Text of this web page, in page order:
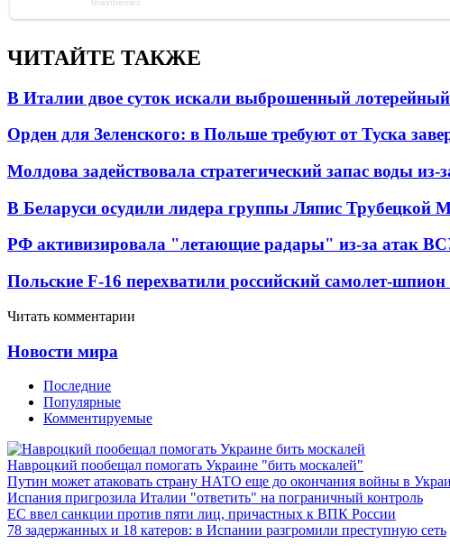
ЧИТАЙТЕ ТАКЖЕ
В Италии двое суток искали выброшенный
Орден для Зеленского: в Польше требуют от Туска
Молдова задействовала стратегический запас воды из-
В Беларуси осудили лидера группы Ляпис Трубецкой
РФ активизировала "летающие радары" из-за атак
Польские F-16 перехватили российский самолет-
Читать комментарии
Новости мира
Последние
Популярные
Комментируемые
Навроцкий пообещал помогать Украине "бить москалей"
Путин может атаковать страну НАТО еще до окончания войны в
Испания пригрозила Италии "ответить" на пограничный контроль
ЕС ввел санкции против пяти лиц, причастных к ВПК России
78 задержанных и 18 катеров: в Испании разгромили преступную сеть